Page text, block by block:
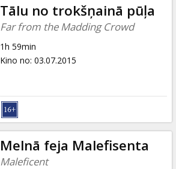
Tālu no trokšņainā pūļa
Far from the Madding Crowd
1h 59min
Kino no: 03.07.2015
Melnā feja Malefisenta
Maleficent